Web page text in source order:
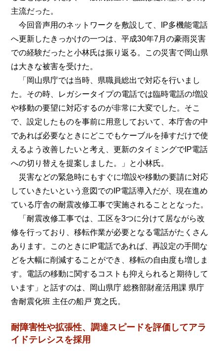
主流だった。
今回音声用のネットワークを敷設して、IP多機能電話
へ更新したきっかけの一つは、平成30年7月の豪雨災害
での経験だったと小林氏は振り返る。この災害で岡山県
は大きな被害を受けた。
「岡山県庁では当時、県職員総出で対応を行いまし
た。その時、レガシータイプの電話では臨時電話の増設
や移動の要望に対応するのが非常に大変でした。そこ
で、設定したものを事前に用意しておいて、本庁舎の中
であれば必要なときにどこでもケーブルを挿すだけで使
えるよう改善したいと考え、更新のタイミングでIP電話
への切り替えを提案しました。」と小林氏。
災害などの緊急時にもすぐに増設や移動の要請に対応
していきたいという意図でのIP電話導入だが、現在進め
ている庁舎の耐震改修工事で実施されることとなった。
「耐震改修工事では、工区を3つに分けて居ながら改
修を行っており、移転作業が必要となる電話がたくさん
あります。このときにIP電話であれば、再設定の手間な
どを大幅に削減することができ、移転の自由度も増しま
す。電話の移動に関するコストも抑えられると期待して
います」と話すのは、岡山県庁 総務部財産活用課 県庁
舎耐震化班 主任の船戸 寛之氏。
耐障害性や拡張性、調達スピードを評価してアラ
イドテレシスを採用